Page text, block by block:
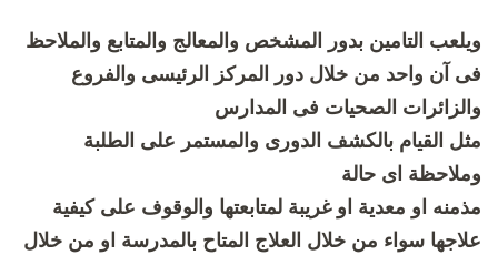
ويلعب التامين بدور المشخص والمعالج والمتابع والملاحظ
فى آن واحد من خلال دور المركز الرئيسى والفروع
والزائرات الصحيات فى المدارس
مثل القيام بالكشف الدورى والمستمر على الطلبة
وملاحظة اى حالة
مذمنه او معدية او غريبة لمتابعتها والوقوف على كيفية
علاجها سواء من خلال العلاج المتاح بالمدرسة او من خلال